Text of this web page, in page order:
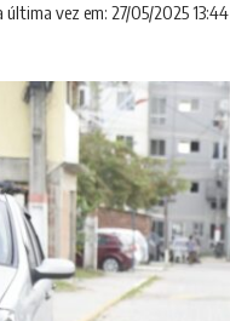
vez em: 27/05/2025 13:44